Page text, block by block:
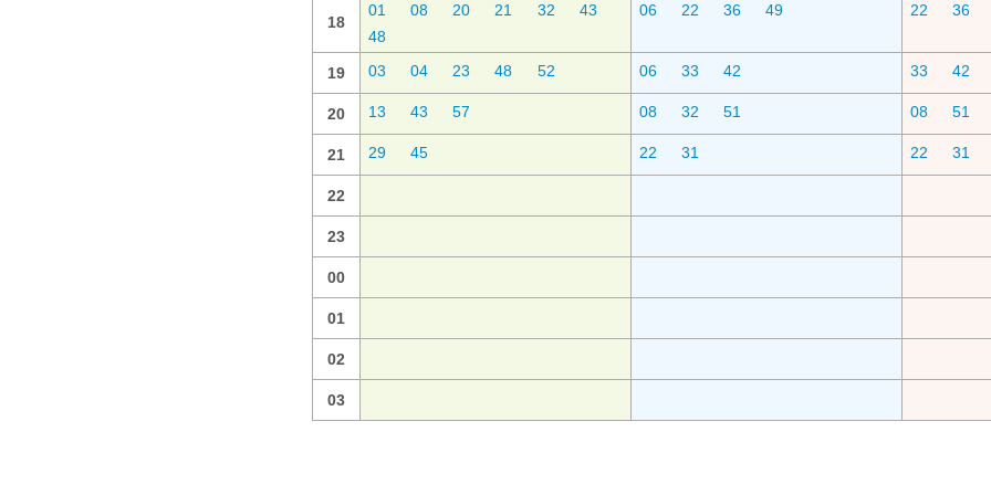
18
01 08 20 21 32
43
48
06 22 36 49 22 36
19 03 04 23 48 52 06 33 42 33 42
20 13 43 57 08 32 51 08 51
21 29 45 22 31 22 31
22
23
00
01
02
03